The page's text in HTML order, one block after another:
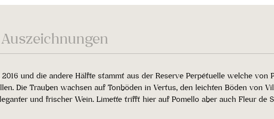
Auszeichnungen
und die andere Hälfte stammt aus der Reserve Perpétuelle welche
Die Trauben wachsen auf Tonböden in Vertus, den leichten Böden von
und frischer Wein. Limette trifft hier auf Pomello aber auch Fleur de